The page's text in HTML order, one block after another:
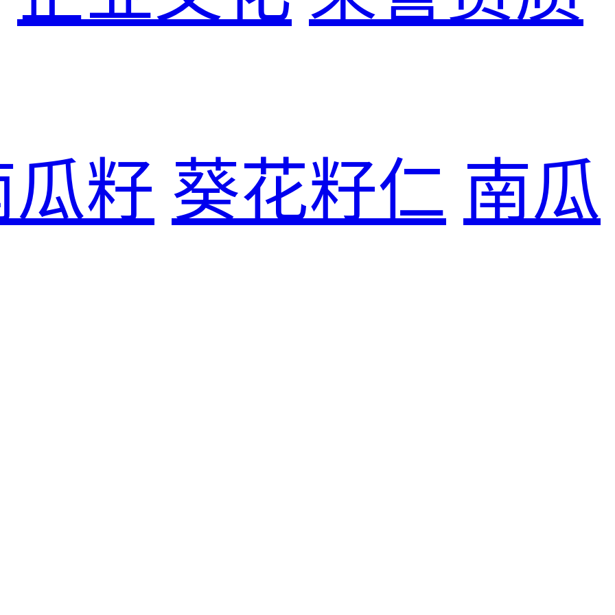
瓜籽 葵花籽仁 南瓜